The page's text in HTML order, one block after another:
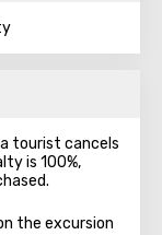
a tourist cancels
is 100%,
the excursion